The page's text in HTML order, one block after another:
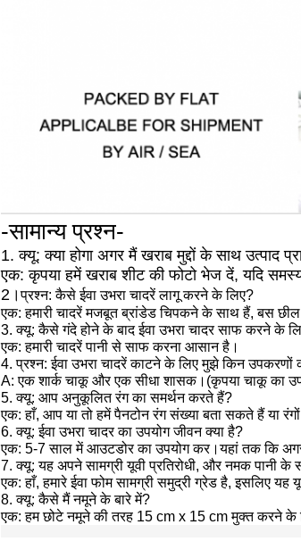
-सामान्य प्रश्न-
1. क्यू: क्या होगा अगर मैं खराब मुद्दों के साथ उत्पाद
एक: कृपया हमें खराब शीट की फोटो भेज दें, यदि
2।प्रश्न: कैसे ईवा उभरा चादरें लागू करने के लिए?
एक: हमारी चादरें मजबूत ब्रांडेड चिपकने के साथ हैं, बस
3. क्यू: कैसे गंदे होने के बाद ईवा उभरा चादर साफ करने के
एक: हमारी चादरें पानी से साफ करना आसान है।
4. प्रश्न: ईवा उभरा चादरें काटने के लिए मुझे किन उपकरणों
A: एक शार्क चाकू और एक सीधा शासक।(कृपया चाकू का
5. क्यू: आप अनुकूलित रंग का समर्थन करते हैं?
एक: हाँ, आप या तो हमें पैनटोन रंग संख्या बता सकते हैं
6. क्यू: ईवा उभरा चादर का उपयोग जीवन क्या है?
एक: 5-7 साल में आउटडोर का उपयोग कर।यहां तक ​​कि
7. क्यू: यह अपने सामग्री यूवी प्रतिरोधी, और नमक पानी के
एक: हाँ, हमारे ईवा फोम सामग्री समुद्री ग्रेड है, इसलिए यह
8. क्यू: कैसे मैं नमूने के बारे में?
एक: हम छोटे नमूने की तरह 15 cm x 15 cm मुक्त करने के